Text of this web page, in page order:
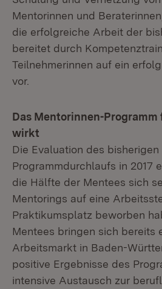
Mentorinnen und
die erfolgreiche Arbeit der
bereitet durch
Teilnehmerinnen auf ein
vor.
Das Mentorinnen-
wirkt
Die Evaluation des bisherigen
Programmdurchlaufs in 2017
die Hälfte der Mentees sich
Mentorings auf eine
Praktikumsplatz beworben
Mentees bringen sich bereits
Arbeitsmarkt in Baden-
positive Ergebnisse des
intensive Austausch zur